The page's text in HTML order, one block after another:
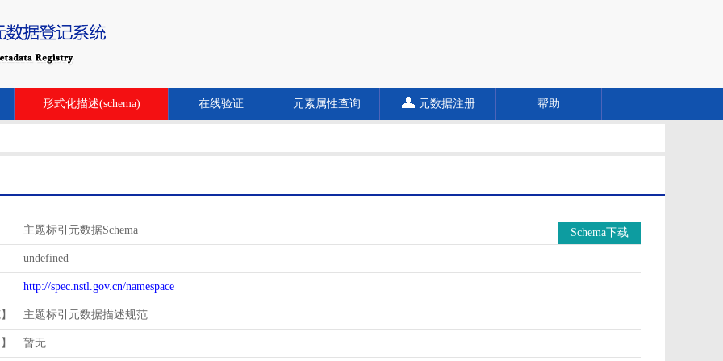
形式化描述(schema) 在线验证 元素属性查询 元数据注册 帮助
主题标引元数据Schema Schema下载
undefined
http://spec.nstl.gov.cn/namespace
主题标引元数据描述规范
暂无